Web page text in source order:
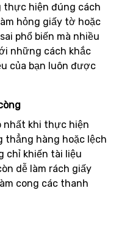
thực hiện đúng cách
hỏng giấy tờ hoặc
phổ biến mà nhiều
những cách khắc
của bạn luôn được
nhất khi thực hiện
thẳng hàng hoặc lệch
chỉ khiến tài liệu
dễ làm rách giấy
cong các thanh